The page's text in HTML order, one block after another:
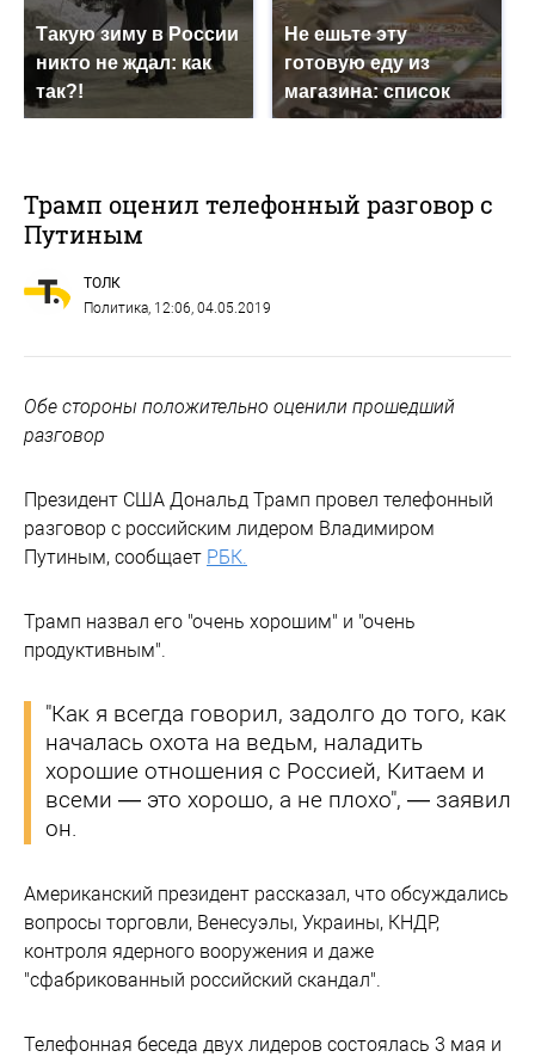
Такую зиму в России
никто не ждал: как
так?!
Не ешьте эту
готовую еду из
магазина: список
Трамп оценил телефонный разговор с
Путиным
ТОЛК
Политика, 12:06, 04.05.2019
Обе стороны положительно оценили прошедший
разговор
Президент США Дональд Трамп провел телефонный
разговор с российским лидером Владимиром
Путиным, сообщает РБК.
Трамп назвал его "очень хорошим" и "очень
продуктивным".
"Как я всегда говорил, задолго до того, как
началась охота на ведьм, наладить
хорошие отношения с Россией, Китаем и
всеми — это хорошо, а не плохо", — заявил
он.
Американский президент рассказал, что обсуждались
вопросы торговли, Венесуэлы, Украины, КНДР,
контроля ядерного вооружения и даже
"сфабрикованный российский скандал".
Телефонная беседа двух лидеров состоялась 3 мая и